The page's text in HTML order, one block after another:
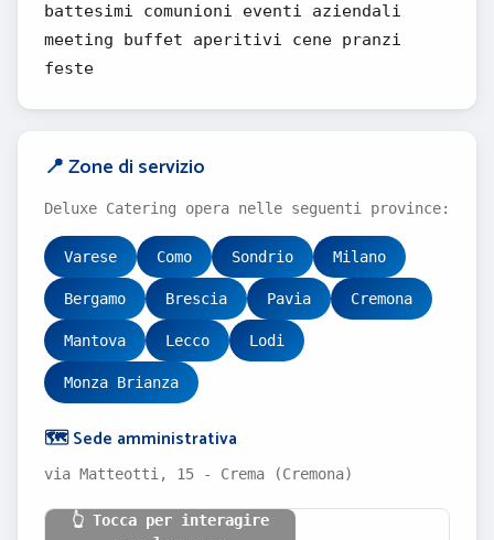
battesimi comunioni eventi aziendali
meeting buffet aperitivi cene pranzi
feste
📍 Zone di servizio
Deluxe Catering opera nelle seguenti province:
Varese Como Sondrio Milano
Bergamo Brescia Pavia Cremona
Mantova Lecco Lodi
Monza Brianza
🗺️ Sede amministrativa
via Matteotti, 15 - Crema (Cremona)
👆 Tocca per interagire